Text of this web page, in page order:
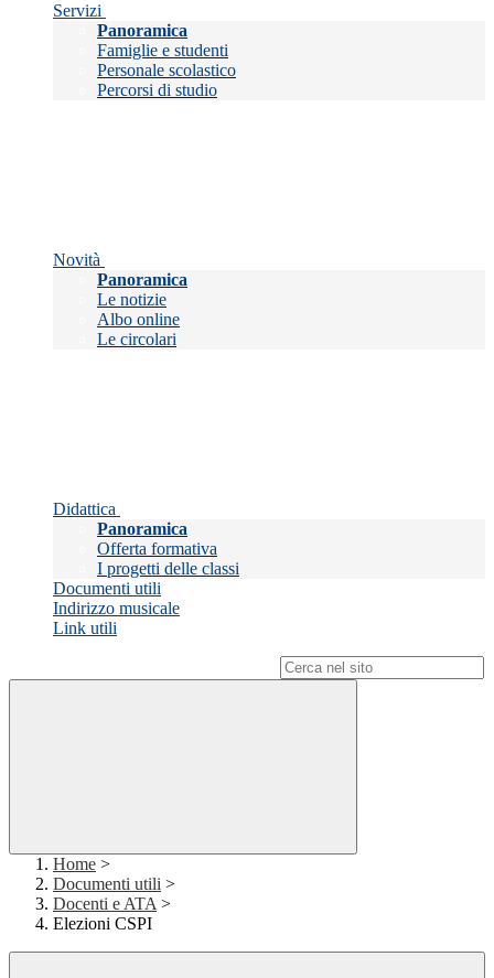
Servizi
Panoramica
Famiglie e studenti
Personale scolastico
Percorsi di studio
Novità
Panoramica
Le notizie
Albo online
Le circolari
Didattica
Panoramica
Offerta formativa
I progetti delle classi
Documenti utili
Indirizzo musicale
Link utili
Home >
Documenti utili >
Docenti e ATA >
Elezioni CSPI